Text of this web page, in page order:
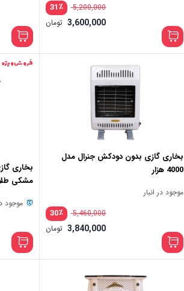
٪31 5,200,000
3,600,000 تومان
بخاری گازی بدون دودکش جنرال مدل
4000 هزار
موجود در انبار
٪30 5,460,000
3,840,000 تومان
فروش ویژه
مشکی
موجود